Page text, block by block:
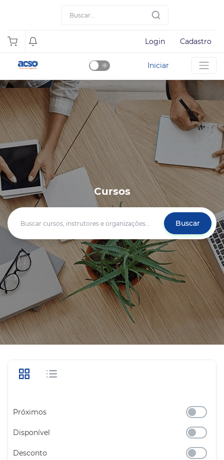
Login Cadastro
Iniciar
Cursos
Buscar
Próximos
Disponível
Desconto